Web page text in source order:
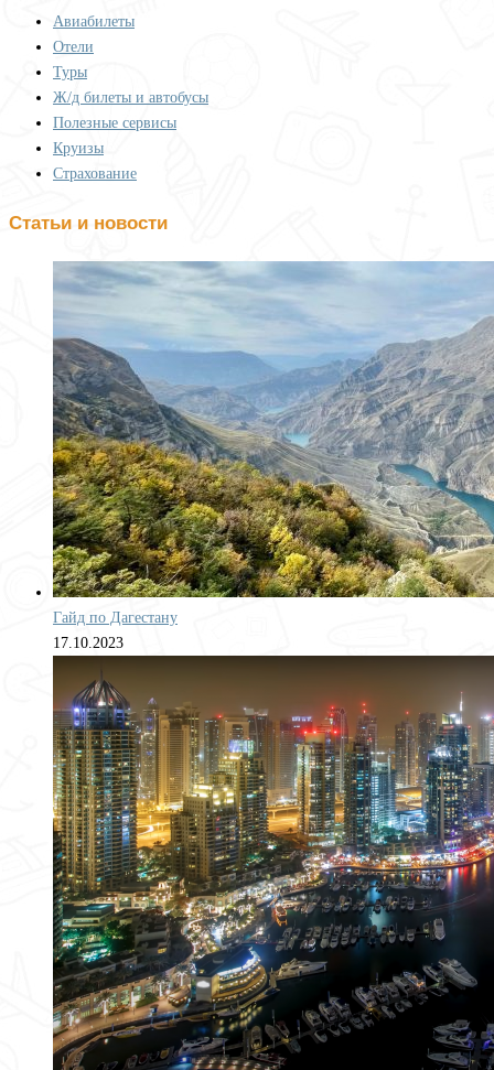
Авиабилеты
Отели
Туры
Ж/д билеты и автобусы
Полезные сервисы
Круизы
Страхование
Статьи и новости
Гайд по Дагестану
17.10.2023